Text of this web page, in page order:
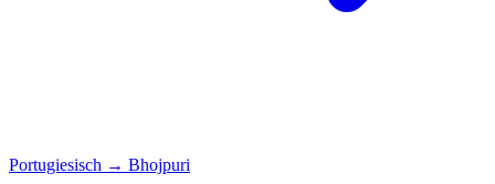
Portugiesisch → Bhojpuri